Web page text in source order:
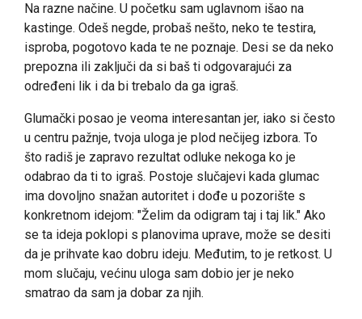
Na razne načine. U početku sam uglavnom išao na
kastinge. Odeš negde, probaš nešto, neko te testira,
isproba, pogotovo kada te ne poznaje. Desi se da neko
prepozna ili zaključi da si baš ti odgovarajući za
određeni lik i da bi trebalo da ga igraš.
Glumački posao je veoma interesantan jer, iako si često
u centru pažnje, tvoja uloga je plod nečijeg izbora. To
što radiš je zapravo rezultat odluke nekoga ko je
odabrao da ti to igraš. Postoje slučajevi kada glumac
ima dovoljno snažan autoritet i dođe u pozorište s
konkretnom idejom: "Želim da odigram taj i taj lik." Ako
se ta ideja poklopi s planovima uprave, može se desiti
da je prihvate kao dobru ideju. Međutim, to je retkost. U
mom slučaju, većinu uloga sam dobio jer je neko
smatrao da sam ja dobar za njih.